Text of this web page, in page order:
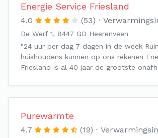
Energie Service Friesland
4.0 (53)
De Werf 1, 8447 GD Heerenveen
"24 uur per dag 7 dagen in de week
huishoudens kunnen op ons rekenen
Friesland is al 40 jaar de grootste
Purewarmte
4.7 (19)